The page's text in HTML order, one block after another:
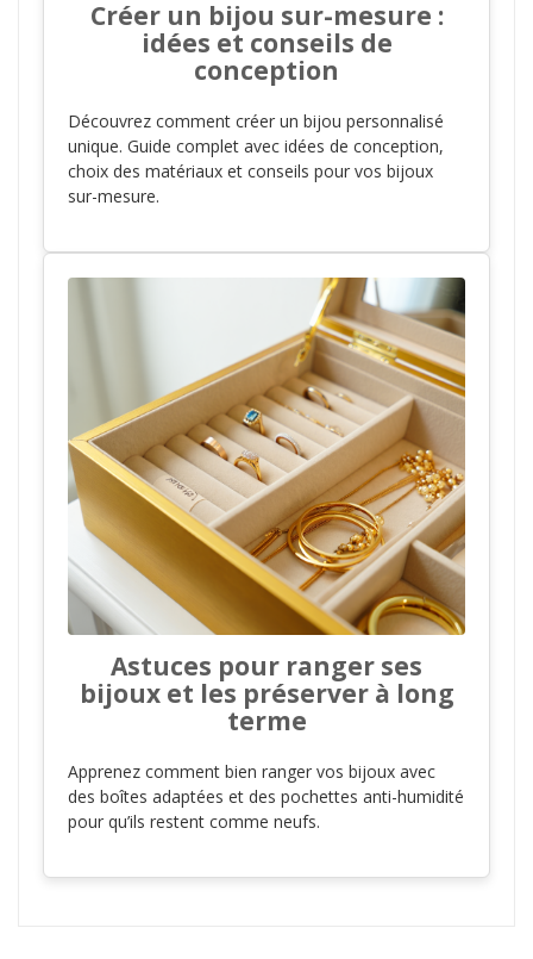
Créer un bijou sur-mesure :
idées et conseils de
conception
Découvrez comment créer un bijou personnalisé
unique. Guide complet avec idées de conception,
choix des matériaux et conseils pour vos bijoux
sur-mesure.
Astuces pour ranger ses
bijoux et les préserver à long
terme
Apprenez comment bien ranger vos bijoux avec
des boîtes adaptées et des pochettes anti-humidité
pour qu’ils restent comme neufs.